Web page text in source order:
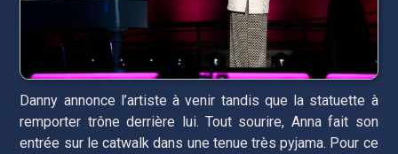
Danny annonce l’artiste à venir tandis que la statuette à
remporter trône derrière lui. Tout sourire, Anna fait son
entrée sur le catwalk dans une tenue très pyjama. Pour ce